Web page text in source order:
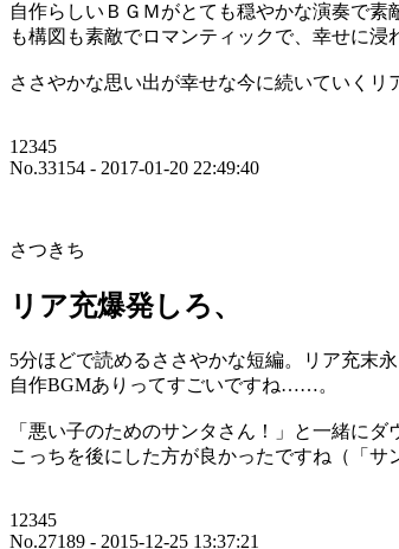
自作らしいＢＧＭがとても穏やかな演奏で
も構図も素敵でロマンティックで、幸せに浸
ささやかな思い出が幸せな今に続いていくリ
12345
No.33154 - 2017-01-20 22:49:40
さつきち
リア充爆発しろ、
5分ほどで読めるささやかな短編。リア充末永
自作BGMありってすごいですね……。
「悪い子のためのサンタさん！」と一緒に
こっちを後にした方が良かったですね（「
12345
No.27189 - 2015-12-25 13:37:21